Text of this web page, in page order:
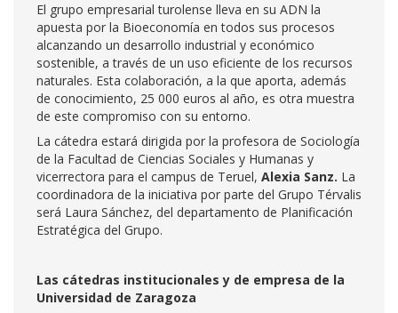
El grupo empresarial turolense lleva en su ADN la
apuesta por la Bioeconomía en todos sus procesos
alcanzando un desarrollo industrial y económico
sostenible, a través de un uso eficiente de los recursos
naturales. Esta colaboración, a la que aporta, además
de conocimiento, 25 000 euros al año, es otra muestra
de este compromiso con su entorno.
La cátedra estará dirigida por la profesora de Sociología
de la Facultad de Ciencias Sociales y Humanas y
vicerrectora para el campus de Teruel, Alexia Sanz. La
coordinadora de la iniciativa por parte del Grupo Térvalis
será Laura Sánchez, del departamento de Planificación
Estratégica del Grupo.
Las cátedras institucionales y de empresa de la
Universidad de Zaragoza